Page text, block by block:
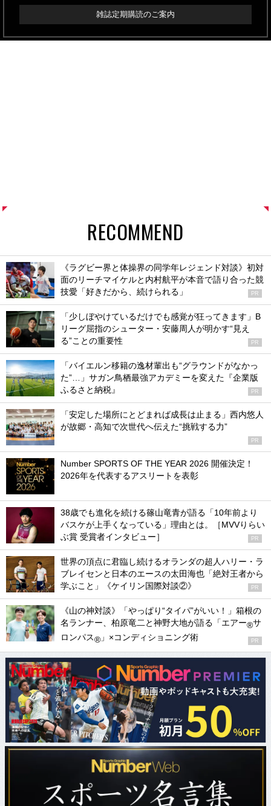
雑誌定期購読のご案内
RECOMMEND
《ラグビー界と体操界の同学年レジェンド対談》初対
面のリーチマイケルと内村航平が本音で語り合った競
技愛「好きだから、続けられる」
PR
「少しぼやけているだけでも感覚が狂ってきます」B
リーグ屈指のシューター・安藤周人が明かす“見え
る”ことの重要性
PR
「バイエルン移籍の逸材輩出も“グラウンドがなかっ
た”…」サガン鳥栖最強アカデミーを変えた『企業版
ふるさと納税』
PR
「安定した場所にとどまれば成長は止まる」西内悠人
が故郷・高知で次世代へ伝えた“挑戦する力”
PR
Number SPORTS OF THE YEAR 2026 開催決定！
2026年を代表するアスリートを表彰
38歳でも進化を続ける篠山竜青が語る「10年前より
バスケが上手くなっている」理由とは。［MVVりらい
ぶ賞 受賞者インタビュー］
PR
世界の頂点に君臨し続けるオランダの超人ハリー・ラ
ブレイセンと日本のエースの太田海也「絶対王者から
学ぶこと」《ケイリン国際対談②》
PR
《山の神対談》「やっぱり“タイパ”がいい！」箱根の
名ランナー、柏原竜二と神野大地が語る「エアー®サ
ロンパス® 」×コンディショニング術 PR